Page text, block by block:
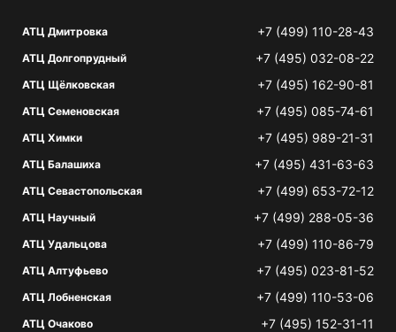
АТЦ Дмитровка +7 (499) 110-28-43
АТЦ Долгопрудный +7 (495) 032-08-22
АТЦ Щёлковская +7 (495) 162-90-81
АТЦ Семеновская +7 (495) 085-74-61
АТЦ Химки +7 (495) 989-21-31
АТЦ Балашиха +7 (495) 431-63-63
АТЦ Севастопольская +7 (499) 653-72-12
АТЦ Научный +7 (499) 288-05-36
АТЦ Удальцова +7 (499) 110-86-79
АТЦ Алтуфьево +7 (495) 023-81-52
АТЦ Лобненская +7 (499) 110-53-06
АТЦ Очаково +7 (495) 152-31-11